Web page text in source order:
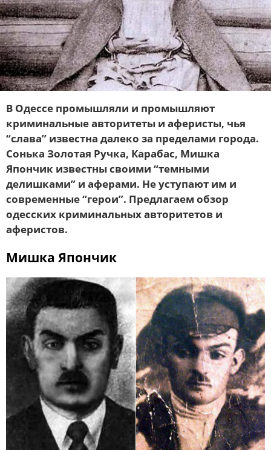
В Одессе промышляли и промышляют
криминальные авторитеты и аферисты, чья
“слава” известна далеко за пределами города.
Сонька Золотая Ручка, Карабас, Мишка
Япончик известны своими “темными
делишками” и аферами. Не уступают им и
современные “герои”. Предлагаем обзор
одесских криминальных авторитетов и
аферистов.
Мишка Япончик